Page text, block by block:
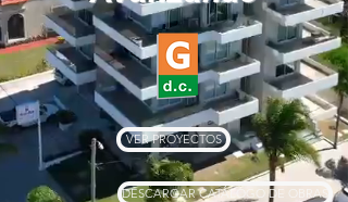
VER PROYECTOS
DESCARGAR CATÁLOGO DE OBRAS